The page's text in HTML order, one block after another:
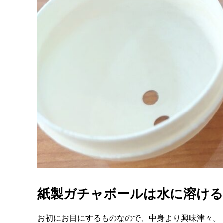
紙製ガチャボールは水に溶け
お初にお目にするものなので、中身より興味津々。